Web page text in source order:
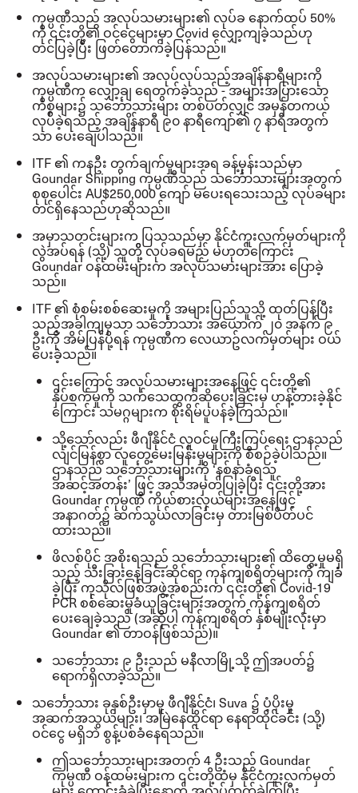
ကုမ္ပဏီသည် အလုပ်သမားများ၏ လုပ်ခ နောက်ထပ် 50%
ကို ၎င်းတို့၏ ဝင်ငွေများမှာCovid လျှော့ကျခဲ့သည်ဟု
တင်ပြခဲ့ပြီး ဖြတ်တောက်ခဲ့ပြန်သည်။
အလုပ်သမားများ၏ အလုပ်လုပ်သည့်အချိန်နာရီများကို
ကုမ္ပဏီက လျှော့ချ ရေတွက်ခဲ့သည်-အများအပြားသော
ကိစ္စများ၌ သင်္ဘောသားများ တစ်ပတ်လျှင် အမှန်တကယ်
လုပ်ခဲ့ရသည့် အချိန်နာရီ ၉၀ နာရီကျော်၏ ၇ နာရီအတွက်
သာ ပေးချေပါသည်။
ITF ၏ ကနဦး တွက်ချက်မှုများအရ ခန့်မှန်းသည်မှာ
Goundar Shipping ကုမ္ပဏီသည် သင်္ဘောသားများအတွက်
စုစုပေါင်း AU$250,000ကျော် မပေးရသေးသည့် လုပ်ခများ
တင်ရှိနေသည်ဟုဆိုသည်။
အမှာသတင်းများက ပြသသည်မှာ နိုင်ငံကူးလက်မှတ်များကို
လွဲအပ်ရန်(သို့)သူတိို့ လုပ်ခရမည် မဟုတ်ကြောင်း
Goundar ဝန်ထမ်းများက အလုပ်သမားများအား ပြောခဲ့
သည်။
ITF ၏ စုံစမ်းစစ်ဆေးမှုကို အများပြည်သူသို့ ထုတ်ပြန်ပြီး
သည့်အခါကျမှသာ သင်္ဘောသား အယောက် ၂၀ အနက် ၉
ဦးကို အိမ်ပြန်ပို့ရန် ကုမ္ပဏီက လေယာဥ်လက်မှတ်များ ဝယ်
ပေးခဲ့သည်။
၎င်းကြောင့် အလုပ်သမားများအနေဖြင့် ၎င်းတို့၏
နှိပ်စက်မှုကို သက်သေထွက်ဆိုပေးခြင်းမှ ဟန့်တားခဲ့နိုင်
ကြောင်း သမဂ္ဂများက စိုးရိမ်ပူပန်ခဲ့ကြသည်။
သို့သော်လည်း ဖီဂျီနိုင်ငံ လူဝင်မှုကြီးကြပ်ရေး ဌာနသည်
လျင်မြန်စွာ လူတွေ့မေးမြန်းမှုများကို စီစဉ်ခဲ့ပါသည်။
ဌာနသည် သင်္ဘောသားများကို‘နစ်နာခံရသူ
အဆင့်အတန်း’ ဖြင့် အသိအမှတ်ပြုခဲ့ပြီး ၎င်းတို့အား
Goundar ကုမ္ပဏီ ကိုယ်စားလှယ်များအနေဖြင့်
အနာဂတ်၌ ဆက်သွယ်လာခြင်းမှ တားမြစ်ပိတ်ပင်
ထားသည်။
ဖိလစ်ပိုင် အစိုးရသည် သင်္ဘောသားများ၏ ထိတွေ့မှုမရှိ
သည့် သီးခြားနေခြင်းဆိုင်ရာ ကုန်ကျစရိတ်များကို ကျခံ
ခဲ့ပြီး ကုသိုလ်ဖြစ်အဖွဲ့အစည်းက ၎င်းတို့၏ Covid-19
PCR စစ်ဆေးမှုခံယူခြင်းများအတွက် ကုန်ကျစရိတ်
ပေးချေခဲ့သည်(အဆိုပါ ကုန်ကျစရိတ် နှစ်မျိုးလုံးမှာ
Goundar ၏ တာဝန်ဖြစ်သည်)။
သင်္ဘောသား ၉ ဦးသည် မနီလာမြို့သို့ ဤအပတ်၌
ရောက်ရှိလာခဲ့သည်။
သင်္ဘောသား ခုနှစ်ဦးမှာမူ ဖီဂျီနိုင်ငံ၊ Suva ၌ ပံ့ပိုးမှု
အဆက်အသွယ်များ၊ အမြဲနေထိုင်ရာ နေရာထိုင်ခင်း (သို့)
ဝင်ငွေ မရှိဘဲ စွန့်ပစ်ခံနေရသည်။
ဤသင်္ဘောသားများအတက် 4 ဦးသည် Goundar
ကုမ္ပဏီ ဝန်ထမ်းများက ၎င်းတို့ထံမှ နိုင်ငံကူးလက်မှတ်